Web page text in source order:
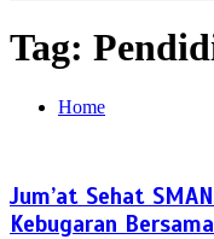
Tag:
Home
Jum’at Sehat
Kebugaran